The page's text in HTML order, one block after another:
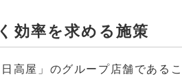
効率を求める施策
高屋」のグループ店舗である